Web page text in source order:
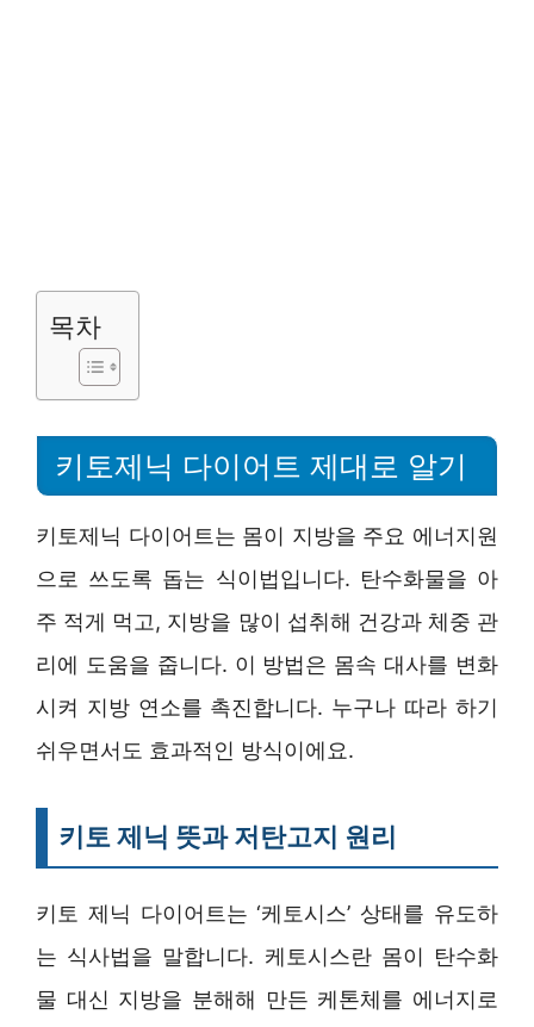
목차
키토제닉 다이어트 제대로 알기
키토제닉 다이어트는 몸이 지방을 주요 에너지원
으로 쓰도록 돕는 식이법입니다. 탄수화물을 아
주 적게 먹고, 지방을 많이 섭취해 건강과 체중 관
리에 도움을 줍니다. 이 방법은 몸속 대사를 변화
시켜 지방 연소를 촉진합니다. 누구나 따라 하기
쉬우면서도 효과적인 방식이에요.
키토 제닉 뜻과 저탄고지 원리
키토 제닉 다이어트는 ‘케토시스’ 상태를 유도하
는 식사법을 말합니다. 케토시스란 몸이 탄수화
물 대신 지방을 분해해 만든 케톤체를 에너지로